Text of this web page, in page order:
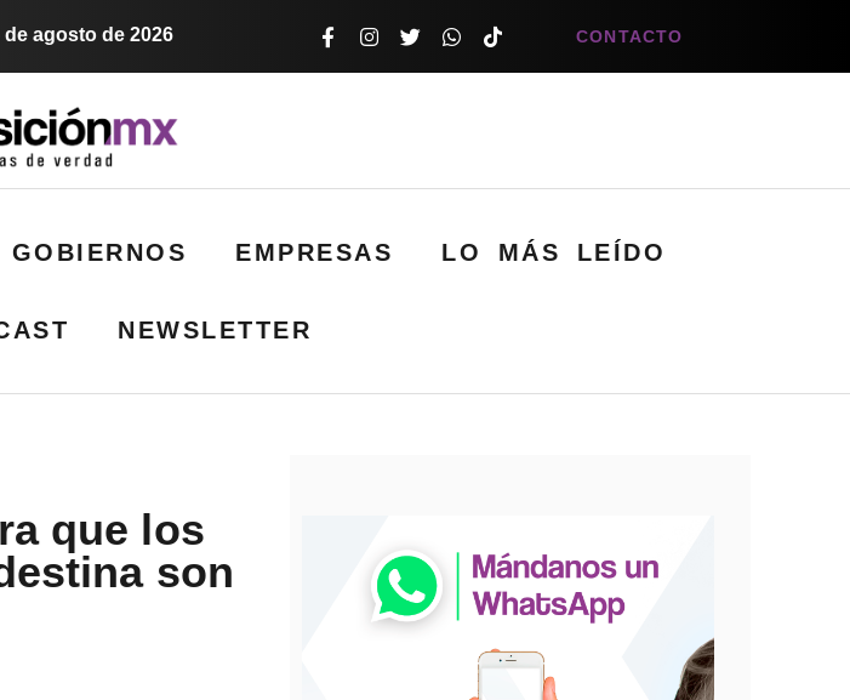
agosto de 2026 CONTACTO
GOBIERNOS EMPRESAS LO MÁS LEÍDO
NEWSLETTER
que los
son